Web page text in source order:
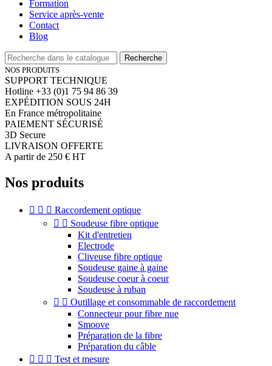
Formation
Service après-vente
Contact
Blog
Recherche
NOS PRODUITS
SUPPORT TECHNIQUE
Hotline +33 (0)1 75 94 86 39
EXPÉDITION SOUS 24H
En France métropolitaine
PAIEMENT SÉCURISÉ
3D Secure
LIVRAISON OFFERTE
A partir de 250 € HT
Nos produits
   Raccordement optique
  Soudeuse fibre optique
Kit d'entretien
Electrode
Cliveuse fibre optique
Soudeuse gaine à gaine
Soudeuse coeur à coeur
Soudeuse à ruban
  Outillage et consommable de raccordement
Connecteur pour fibre nue
Smoove
Préparation de la fibre
Préparation du câble
   Test et mesure